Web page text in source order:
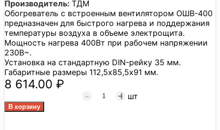
Производитель: ТДМ
Обогреватель с встроенным вентилятором ОШВ-400
предназначен для быстрого нагрева и поддержания
температуры воздуха в объеме электрощита.
Мощность нагрева 400Вт при рабочем напряжении
230В~.
Установка на стандартную DIN-рейку 35 мм.
Габаритные размеры 112,5х85,5х91 мм.
8 614.00 ₽
шт